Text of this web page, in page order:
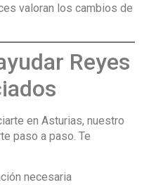
valoran los cambios de
Reyes
en Asturias, nuestro
paso a paso. Te
necesaria